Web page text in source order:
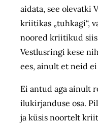
aidata, see olevatki
kriitikas „tuhkagi“,
noored kriitikud
Vestlusringi kese
ees, ainult et neid
Ei antud aga ainult
ilukirjanduse osa.
ja küsis noortelt